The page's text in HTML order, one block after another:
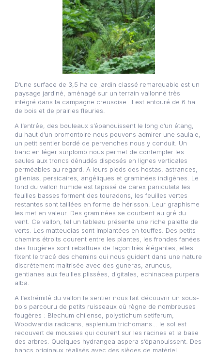
D’une surface de 3,5 ha ce jardin classé remarquable est un
paysage jardiné, aménagé sur un terrain vallonné très
intégré dans la campagne creusoise. Il est entouré de 6 ha
de bois et de prairies fleuries.
A l’entrée, des bouleaux s’épanouissent le long d’un étang,
du haut d’un promontoire nous pouvons admirer une saulaie,
un petit sentier bordé de pervenches nous y conduit. Un
banc en léger surplomb nous permet de contempler les
saules aux troncs dénudés disposés en lignes verticales
perméables au regard. A leurs pieds des hostas, astrances,
gillenias, persicaires, angéliques et graminées indigènes. Le
fond du vallon humide est tapissé de carex paniculata les
feuilles basses forment des touradons, les feuilles vertes
restantes sont taillées en forme de hérisson. Leur graphisme
les met en valeur. Des graminées se courbent au gré du
vent. Ce vallon, tel un tableau présente une riche palette de
verts. Les matteucias sont implantées en touffes. Des petits
chemins étroits courent entre les plantes, les frondes fanées
des fougères sont rebattues de façon très élégantes, elles
fixent le tracé des chemins qui nous guident dans une nature
discrètement maitrisée avec des guneras, aruncus,
gentianes aux feuilles plissées, digitales, echinacea purpera
alba.
A l’extrémité du vallon le sentier nous fait découvrir un sous-
bois parcouru de petits ruisseaux où règne de nombreuses
fougères : Blechum chilense, polystichum setiferum,
Woodwardia radicans, asplenium trichomans… le sol est
recouvert de mousses qui courent sur les racines et la base
des arbres. Quelques hydrangea aspera s’épanouissent. Des
bancs originaux réalisés avec des sièges de matériel